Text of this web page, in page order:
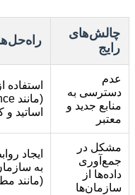
چالش‌های
رایج
عدم
دسترسی به
منابع جدید و
معتبر
استفاده
اساتید
مشکل در
جمع‌آوری
داده‌ها از
سازمان‌ها
ایجاد
به
(مانند